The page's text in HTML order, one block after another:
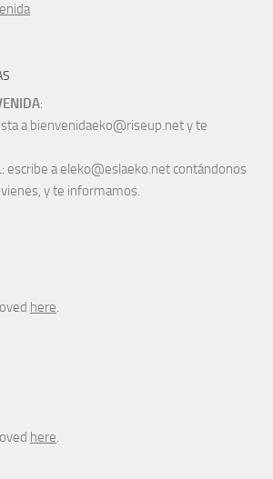
:
a bienvenidaeko@riseup.net y te
: escribe a eleko@eslaeko.net contándonos
y te informamos.
here.
here.